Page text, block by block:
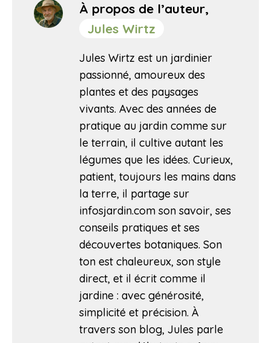
À propos de l’auteur,
Jules Wirtz
Jules Wirtz est un jardinier
passionné, amoureux des
plantes et des paysages
vivants. Avec des années de
pratique au jardin comme sur
le terrain, il cultive autant les
légumes que les idées. Curieux,
patient, toujours les mains dans
la terre, il partage sur
infosjardin.com son savoir, ses
conseils pratiques et ses
découvertes botaniques. Son
ton est chaleureux, son style
direct, et il écrit comme il
jardine : avec générosité,
simplicité et précision. À
travers son blog, Jules parle